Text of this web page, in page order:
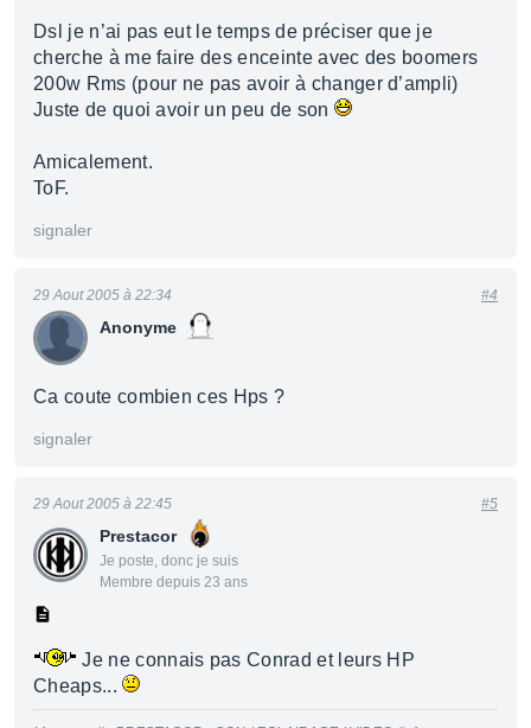
Dsl je n’ai pas eut le temps de préciser que je
cherche à me faire des enceinte avec des boomers
200w Rms (pour ne pas avoir à changer d’ampli)
Juste de quoi avoir un peu de son
Amicalement.
ToF.
signaler
Anonyme
29 Aout 2005 à 22:34 #4
Ca coute combien ces Hps ?
signaler
Prestacor
Je poste, donc je suis
Membre depuis 23 ans
29 Aout 2005 à 22:45 #5
Je ne connais pas Conrad et leurs HP
Cheaps...